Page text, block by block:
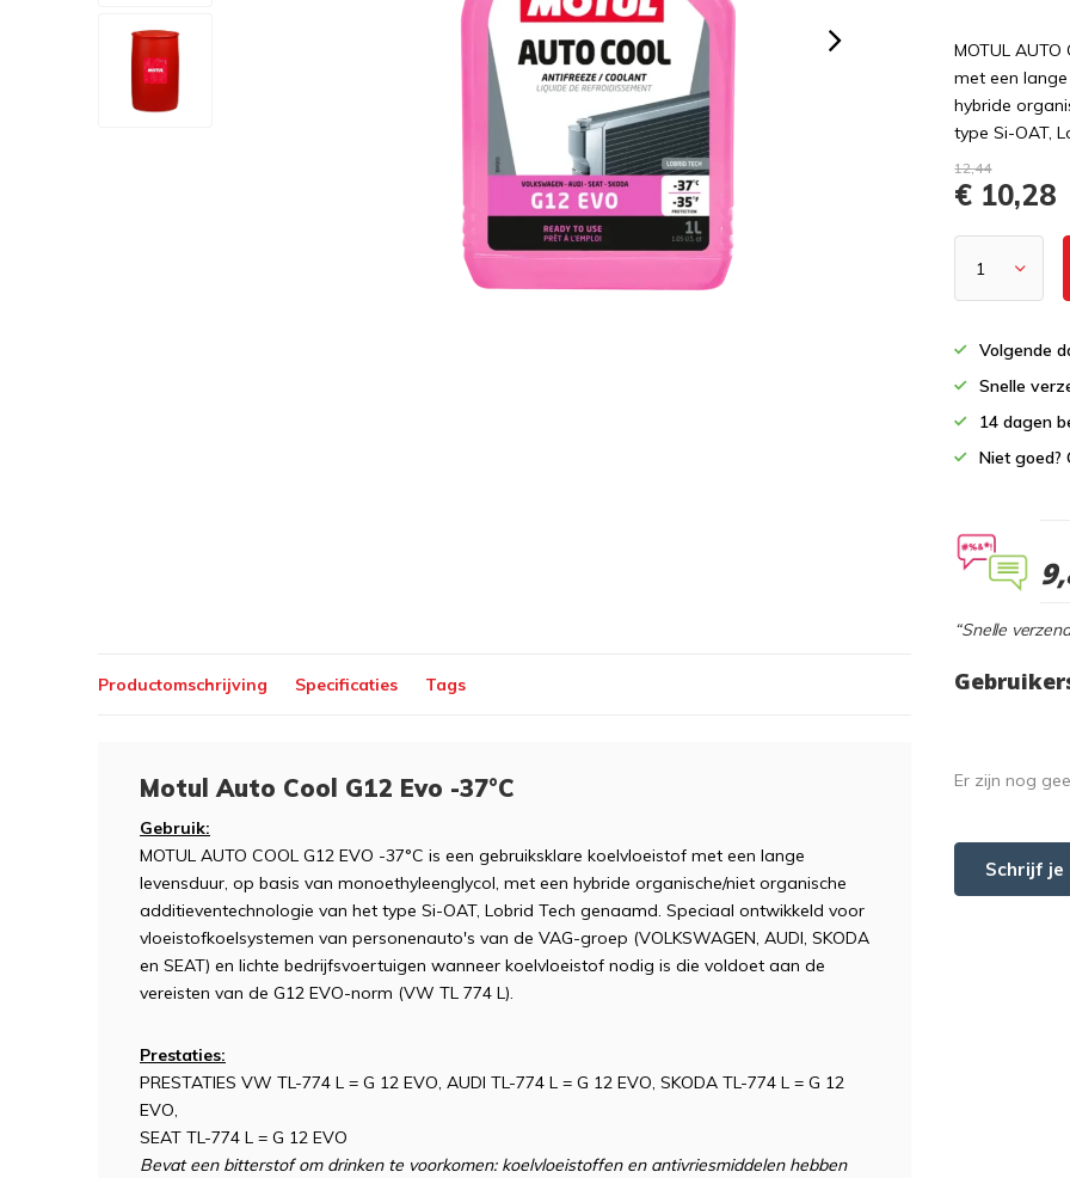
MOTUL
met een
hybride
type Si-OAT,
12,44
€ 10,28
Volgende
Snelle
14 dagen
Niet goed?
“Snelle
Productomschrijving Specificaties Tags
Motul Auto Cool G12 Evo -37°C
Gebruik:
MOTUL AUTO COOL G12 EVO -37°C is een gebruiksklare koelvloeistof met een lange
levensduur, op basis van monoethyleenglycol, met een hybride organische/niet organische
additieventechnologie van het type Si-OAT, Lobrid Tech genaamd. Speciaal ontwikkeld voor
vloeistofkoelsystemen van personenauto's van de VAG-groep (VOLKSWAGEN, AUDI, SKODA
en SEAT) en lichte bedrijfsvoertuigen wanneer koelvloeistof nodig is die voldoet aan de
vereisten van de G12 EVO-norm (VW TL 774 L).
Prestaties:
PRESTATIES VW TL-774 L = G 12 EVO, AUDI TL-774 L = G 12 EVO, SKODA TL-774 L = G 12
EVO,
SEAT TL-774 L = G 12 EVO
Bevat een bitterstof om drinken te voorkomen: koelvloeistoffen en antivriesmiddelen hebben
Er zijn nog
Schrijf